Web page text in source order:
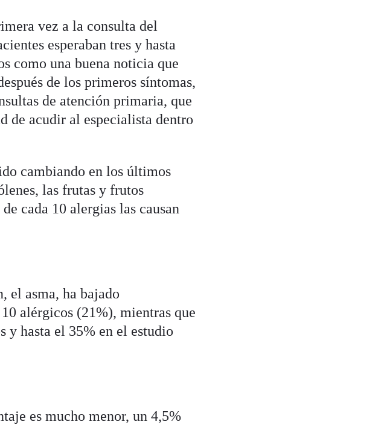
vez a la consulta del
esperaban tres y hasta
como una buena noticia que
de los primeros síntomas,
de atención primaria, que
de acudir al especialista dentro
cambiando en los últimos
las frutas y frutos
cada 10 alergias las causan
el asma, ha bajado
alérgicos (21%), mientras que
y hasta el 35% en el estudio
es mucho menor, un 4,5%